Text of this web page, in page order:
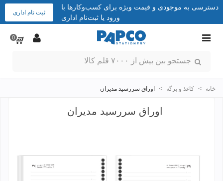
دسترسی به موجودی و قیمت ویژه برای کسب‌وکارها با
ورود یا ثبت‌نام اداری
ثبت نام اداری
0
خانه > کاغذ و برگه > اوراق سررسید مدیران
اوراق سررسید مدیران